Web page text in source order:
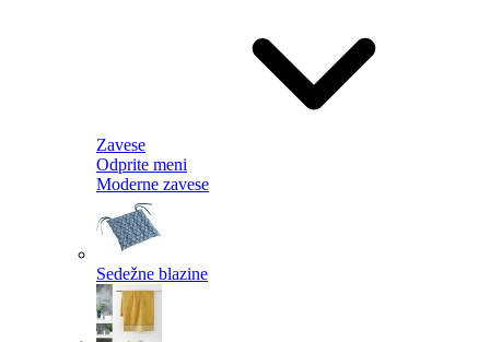
Zavese
Odprite meni
Moderne zavese
Sedežne blazine